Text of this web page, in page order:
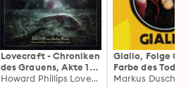
Lovecraft - Chroniken
des Grauens, Akte 1:
Dagon
Howard Phillips Lovecraft, Markus Winter
Giallo, Folge 0:
Farbe des Todes
Markus Duschek